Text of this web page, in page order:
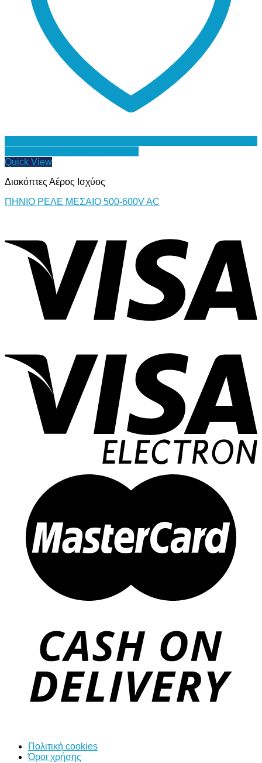
Quick View
Διακόπτες Αέρος Ισχύος
ΠΗΝΙΟ ΡΕΛΕ ΜΕΣΑΙΟ 500-600V AC
Πολιτική cookies
Όροι χρήσης